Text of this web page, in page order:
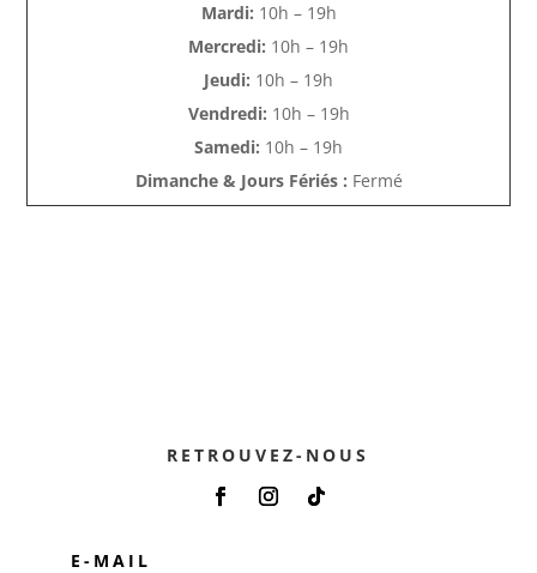
Mardi: 10h – 19h
Mercredi: 10h – 19h
Jeudi: 10h – 19h
Vendredi: 10h – 19h
Samedi: 10h – 19h
Dimanche & Jours Fériés : Fermé
RETROUVEZ-NOUS